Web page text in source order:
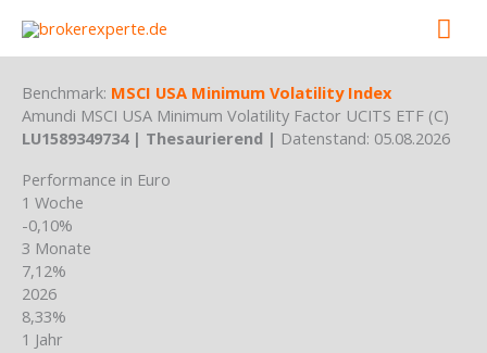
content
Benchmark: MSCI USA Minimum Volatility Index
Amundi MSCI USA Minimum Volatility Factor UCITS ETF (C)
LU1589349734 | Thesaurierend | Datenstand: 05.08.2026
Performance in Euro
1 Woche
-0,10%
3 Monate
7,12%
2026
8,33%
1 Jahr